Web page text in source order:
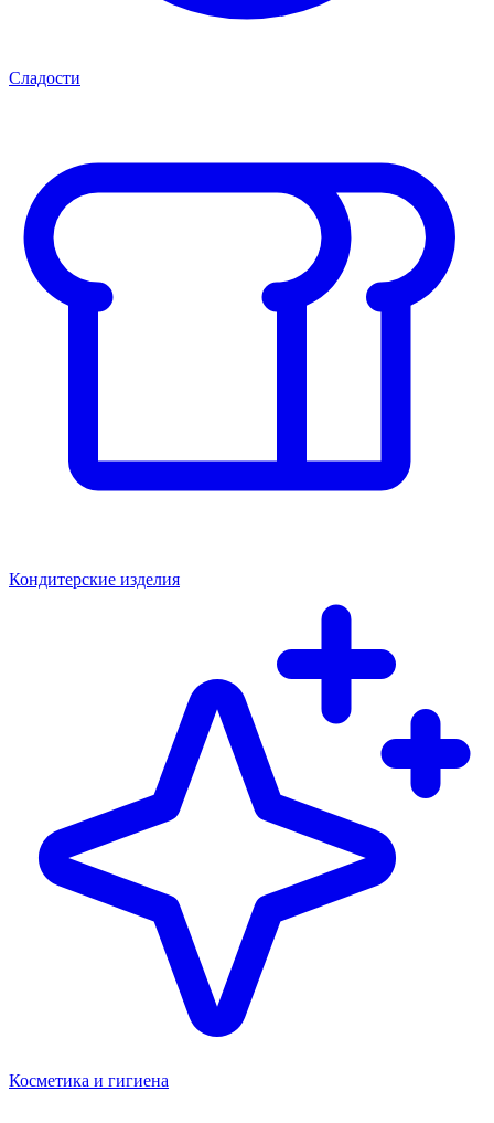
Сладости
Кондитерские изделия
Косметика и гигиена